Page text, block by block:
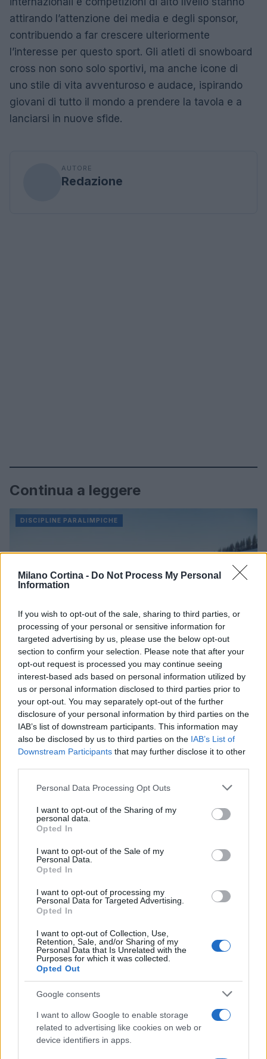
Milano Cortina - Do Not Process My Personal
Information
If you wish to opt-out of the sale, sharing to third parties, or
processing of your personal or sensitive information for
targeted advertising by us, please use the below opt-out
section to confirm your selection. Please note that after your
opt-out request is processed you may continue seeing
interest-based ads based on personal information utilized by
us or personal information disclosed to third parties prior to
your opt-out. You may separately opt-out of the further
disclosure of your personal information by third parties on the
IAB’s list of downstream participants. This information may
also be disclosed by us to third parties on the IAB’s List of
Downstream Participants that may further disclose it to other
Please note that this website/app uses one or more Google
not limited to your visit or usage behaviour. You may click to
grant or deny consent to Google and its third-party tags to
use your data for below specified purposes in below Google
consent section.
Personal Data Processing Opt Outs
I want to opt-out of the Sharing of my
personal data.
Opted In
I want to opt-out of the Sale of my
Personal Data.
Opted In
I want to opt-out of processing my
Personal Data for Targeted Advertising.
Opted In
I want to opt-out of Collection, Use,
Retention, Sale, and/or Sharing of my
Personal Data that Is Unrelated with the
Purposes for which it was collected.
Opted Out
Google consents
I want to allow Google to enable storage
related to advertising like cookies on web or
device identifiers in apps.
attirando l’attenzione dei media e degli sponsor,
contribuendo a far crescere ulteriormente
l’interesse per questo sport. Gli atleti di snowboard
cross non sono solo sportivi, ma anche icone di
uno stile di vita avventuroso e audace, ispirando
giovani di tutto il mondo a prendere la tavola e a
lanciarsi in nuove sfide.
AUTORE
Redazione
Continua a leggere
DISCIPLINE PARALIMPICHE
Discipline paralimpiche sulla neve: sport e ausili
spiegati
Marco Tessari · 8 Ago 2026
DISCIPLINE PARALIMPICHE
Guida alle classi paralimpiche e agli attrezzi per sci,
snowboard e ghiaccio
Marco Tessari · 25 Lug 2026
DISCIPLINE PARALIMPICHE